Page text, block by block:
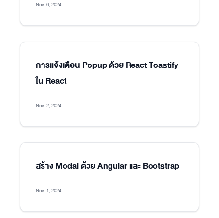
Nov. 6, 2024
การแจ้งเตือน Popup ด้วย React Toastify
ใน React
Nov. 2, 2024
สร้าง Modal ด้วย Angular และ Bootstrap
Nov. 1, 2024